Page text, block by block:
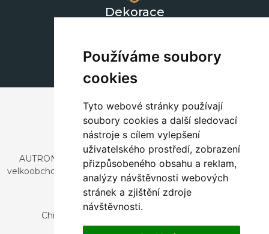
Používáme soubory
cookies
Tyto webové stránky používají
soubory cookies a další sledovací
nástroje s cílem vylepšení
uživatelského prostředí, zobrazení
přizpůsobeného obsahu a reklam,
analýzy návštěvnosti webových
stránek a zjištění zdroje
návštěvnosti.
Dekorace
AUTRONIC, s.r.o. je společnost zabývající se dovozem a
velkoobchodním prodejem designového i stylového nábytku
a dekorací.
Česká republika
Chrustenice 270, 267 12 Loděnice u Berouna